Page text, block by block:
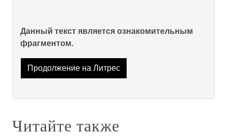
Данный текст является ознакомительным
фрагментом.
Продолжение на Литрес
Читайте также